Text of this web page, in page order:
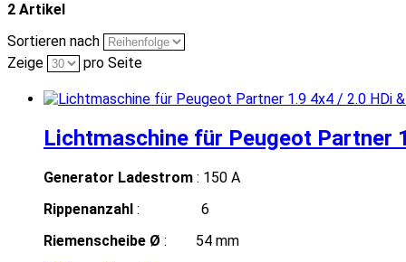
2 Artikel
Sortieren nach
Zeige
pro Seite
Lichtmaschine für Peugeot Partner
Generator Ladestrom : 150 A
Rippenanzahl : 6
Riemenscheibe Ø : 54 mm